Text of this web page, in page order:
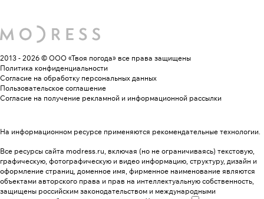
2013 - 2026 © ООО «Твоя погода» все права защищены
Политика конфиденциальности
Согласие на обработку персональных данных
Пользовательское соглашение
Согласие на получение рекламной и информационной рассылки
На информационном ресурсе применяются рекомендательные технологии.
Все ресурсы сайта modress.ru, включая (но не ограничиваясь) текстовую,
графическую, фотографическую и видео информацию, структуру, дизайн и
оформление страниц, доменное имя, фирменное наименование являются
объектами авторского права и прав на интеллектуальную собственность,
защищены российским законодательством и международными